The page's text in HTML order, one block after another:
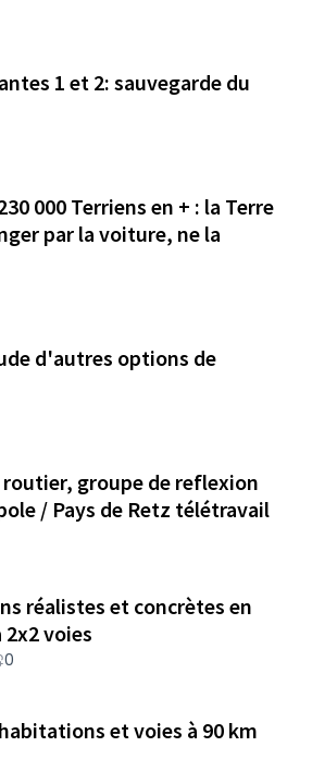
1 et 2: sauvegarde du
000 Terriens en + : la Terre
par la voiture, ne la
d'autres options de
groupe de reflexion
/ Pays de Retz télétravail
réalistes et concrètes en
voies
0
et voies à 90 km